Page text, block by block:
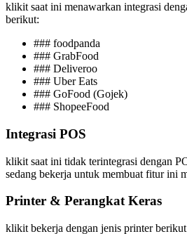
klikit saat ini menawarkan integrasi
berikut:
### foodpanda
### GrabFood
### Deliveroo
### Uber Eats
### GoFood (Gojek)
### ShopeeFood
Integrasi POS
klikit saat ini tidak terintegrasi dengan
sedang bekerja untuk membuat fitur ini
Printer & Perangkat Keras
klikit bekerja dengan jenis printer